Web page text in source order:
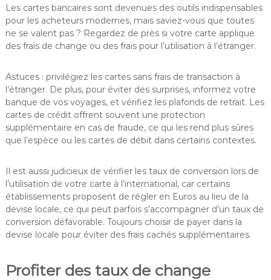
Les cartes bancaires sont devenues des outils indispensables
pour les acheteurs modernes, mais saviez-vous que toutes
ne se valent pas ? Regardez de près si votre carte applique
des frais de change ou des frais pour l’utilisation à l’étranger.
Astuces : privilégiez les cartes sans frais de transaction à
l’étranger. De plus, pour éviter des surprises, informez votre
banque de vos voyages, et vérifiez les plafonds de retrait. Les
cartes de crédit offrent souvent une protection
supplémentaire en cas de fraude, ce qui les rend plus sûres
que l’espèce ou les cartes de débit dans certains contextes.
Il est aussi judicieux de vérifier les taux de conversion lors de
l’utilisation de votre carte à l’international, car certains
établissements proposent de régler en Euros au lieu de la
devise locale, ce qui peut parfois s’accompagner d’un taux de
conversion défavorable. Toujours choisir de payer dans la
devise locale pour éviter des frais cachés supplémentaires.
Profiter des taux de change